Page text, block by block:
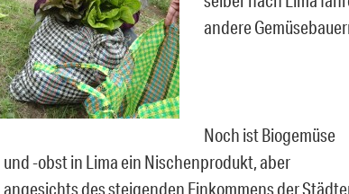
andere
Noch ist Biogemüse
und -obst in Lima ein Nischenprodukt, aber
angesichts des steigenden Einkommens der